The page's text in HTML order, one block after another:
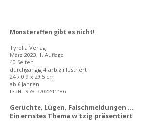
Monsteraffen gibt es nicht!
Tyrolia Verlag
März 2023, 1. Auflage
40 Seiten
durchgängig 4färbig illustriert
24 x 0.9 x 29.5 cm
ab 6 Jahren
ISBN: ‎ 978-3702241186
Gerüchte, Lügen, Falschmeldungen ...
Ein ernstes Thema witzig präsentiert